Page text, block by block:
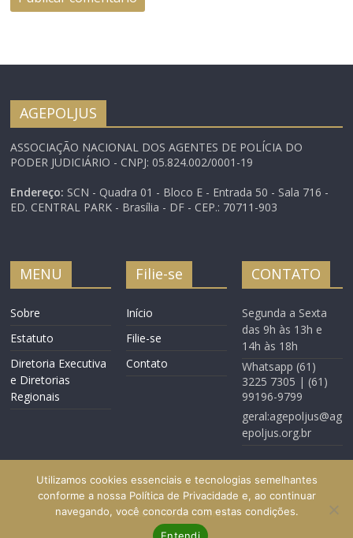
AGEPOLJUS
ASSOCIAÇÃO NACIONAL DOS AGENTES DE POLÍCIA DO
PODER JUDICIÁRIO - CNPJ: 05.824.002/0001-19
Endereço: SCN - Quadra 01 - Bloco E - Entrada 50 - Sala 716 -
ED. CENTRAL PARK - Brasília - DF - CEP.: 70711-903
MENU
Sobre
Estatuto
Diretoria Executiva
e Diretorias
Regionais
Filie-se
Início
Filie-se
Contato
CONTATO
Segunda a Sexta
das 9h às 13h e
14h às 18h
Whatsapp (61)
3225 7305 | (61)
99196-9799
geral:agepoljus@ag
epoljus.org.br
Início Filie-se Contato
Utilizamos cookies essenciais e tecnologias semelhantes
conforme a nossa Política de Privacidade e, ao continuar
navegando, você concorda com estas condições.
Entendi